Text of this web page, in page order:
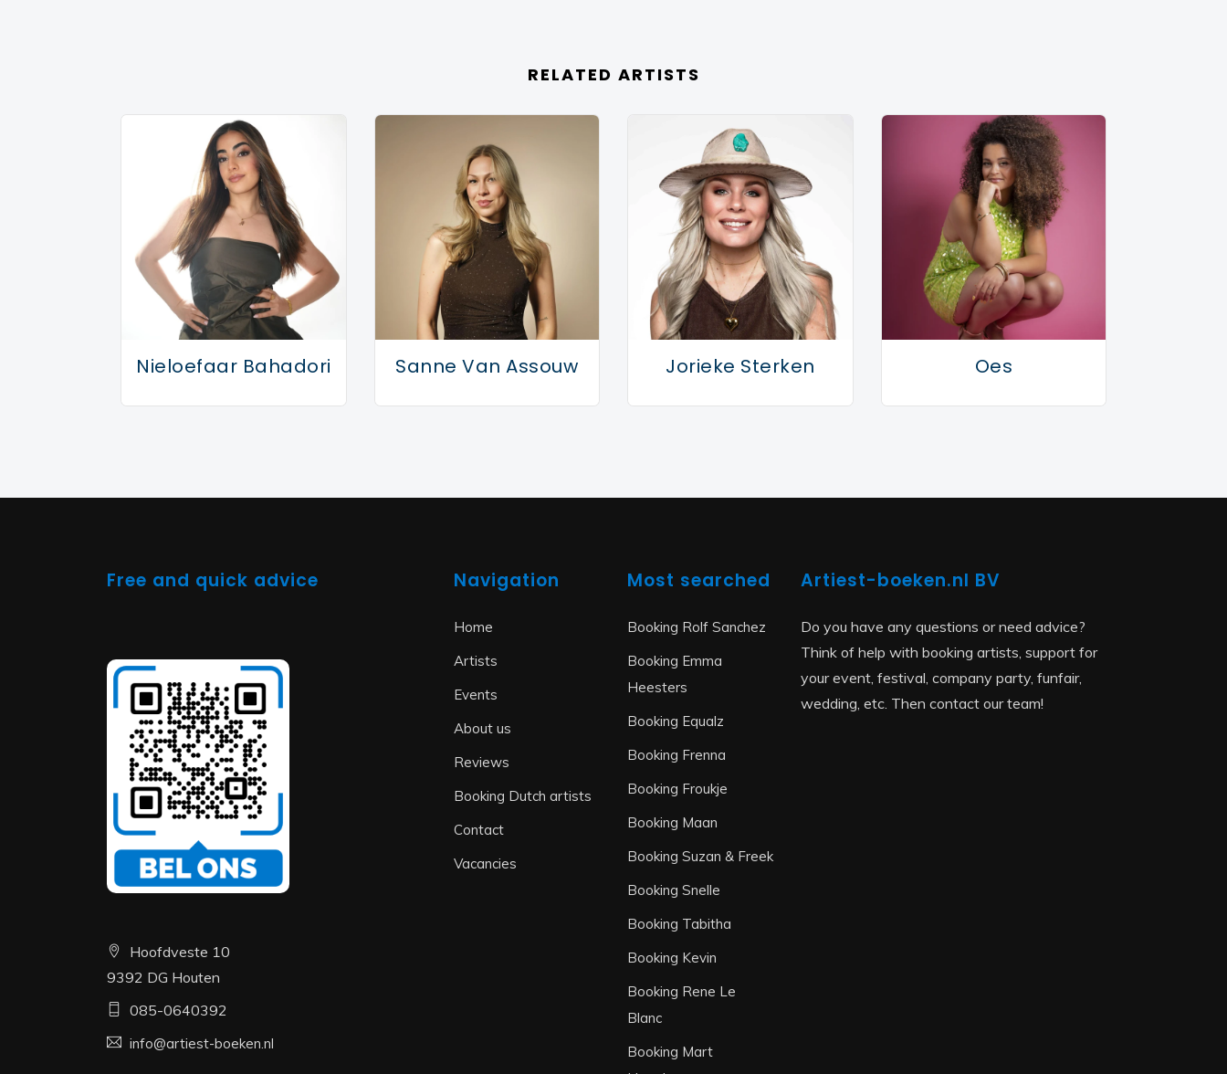
Meer dan 50 duizend video's worden er op de sound gemaakt. Wekenlang
een featuring heeft op het nummer. Een paar weken later mocht ze de gouden
status ontvangen voor het nummer. En de Nederlandse zangers pakt gelijk
door met haar nieuwe single "Gebruik Me". Wederom een samenwerking en
ditmaal met niemand minder dan Frenna. Veel mensen valt iets op, ze heeft
qua uiterlijk veel weg van de populaire influencer Monica Geuze. Ter promotie
van het nummer neemt ze een video op met Monica, die meer dan 450
duizend views haalt.
RELATED ARTISTS
Nieloefaar Bahadori Sanne Van Assouw Jorieke Sterken Oes
Free and quick advice
Hoofdveste 10
9392 DG Houten
085-0640392
info@artiest-boeken.nl
Navigation
Home
Artists
Events
About us
Reviews
Booking Dutch artists
Contact
Vacancies
Most searched
Booking Rolf Sanchez
Booking Emma
Heesters
Booking Equalz
Booking Frenna
Booking Froukje
Booking Maan
Booking Suzan & Freek
Booking Snelle
Booking Tabitha
Booking Kevin
Booking Rene Le
Blanc
Booking Mart
Artiest-boeken.nl BV
Do you have any questions or need advice?
Think of help with booking artists, support for
your event, festival, company party, funfair,
wedding, etc. Then contact our team!